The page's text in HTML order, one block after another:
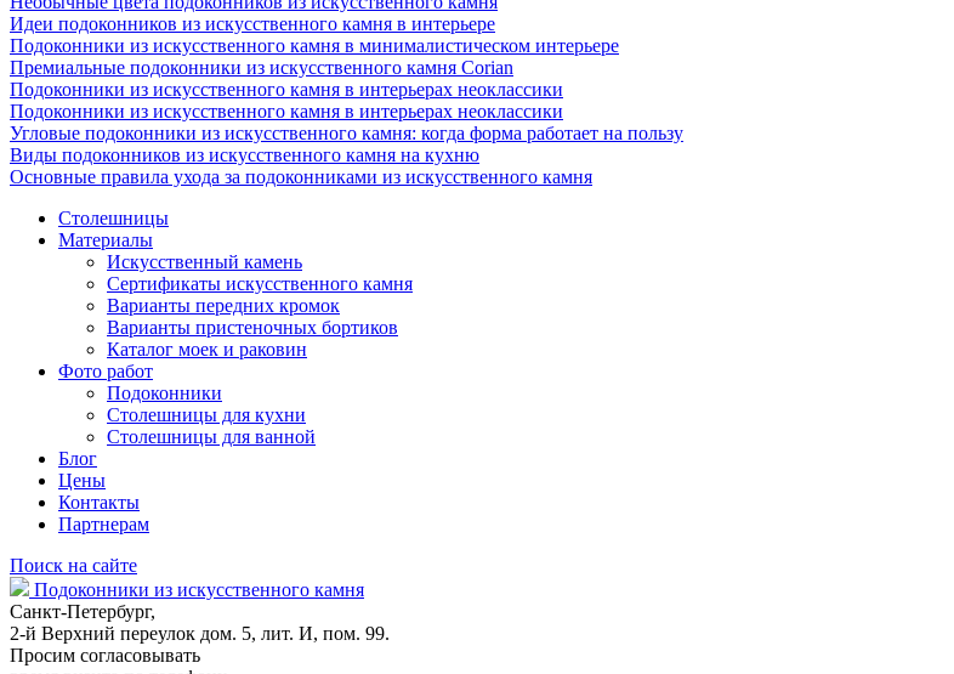
Идеи подоконников из искусственного камня в интерьере
Подоконники из искусственного камня в минималистическом интерьере
Премиальные подоконники из искусственного камня Corian
Подоконники из искусственного камня в интерьерах неоклассики
Подоконники из искусственного камня в интерьерах неоклассики
Угловые подоконники из искусственного камня: когда форма работает на пользу
Виды подоконников из искусственного камня на кухню
Основные правила ухода за подоконниками из искусственного камня
Столешницы
Материалы
Искусственный камень
Сертификаты искусственного камня
Варианты передних кромок
Варианты пристеночных бортиков
Каталог моек и раковин
Фото работ
Подоконники
Столешницы для кухни
Столешницы для ванной
Блог
Цены
Контакты
Партнерам
Поиск на сайте
Подоконники из искусственного камня
Санкт-Петербург,
2-й Верхний переулок дом. 5, лит. И, пом. 99.
Просим согласовывать